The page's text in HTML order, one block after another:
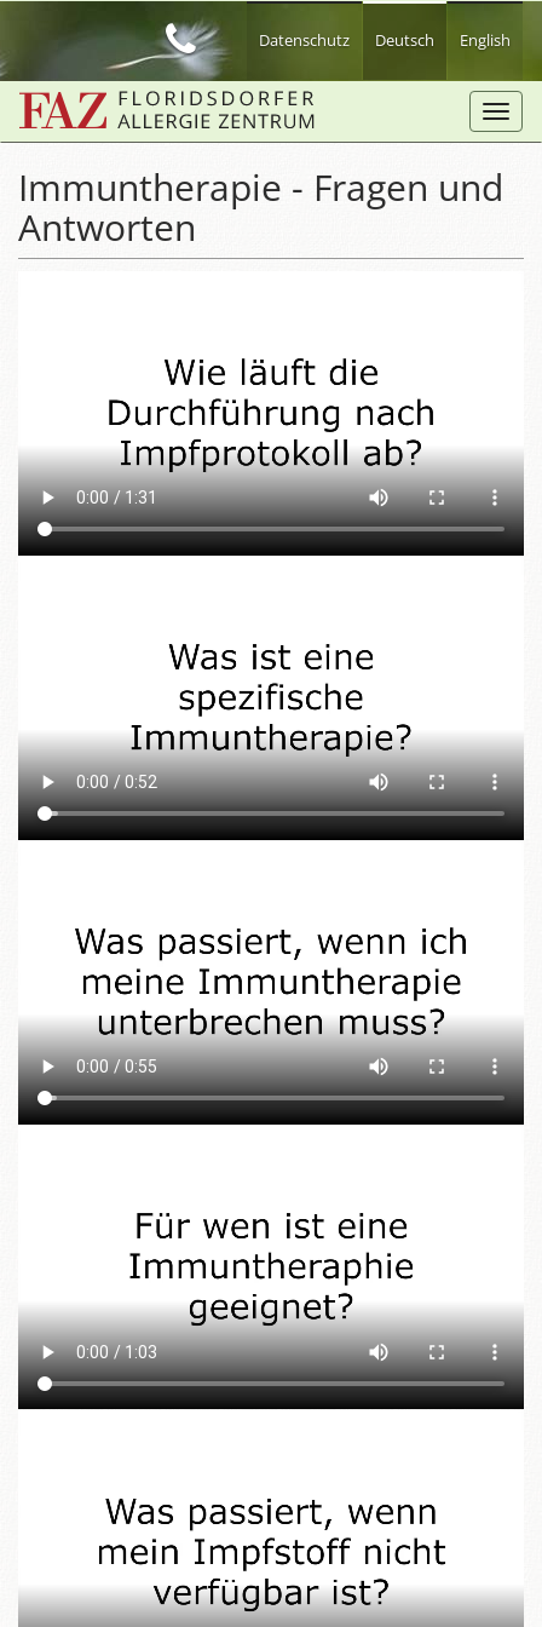
Hauptinhalt
springen
Datenschutz English
Deutsch
Immuntherapie - Fragen und
Antworten